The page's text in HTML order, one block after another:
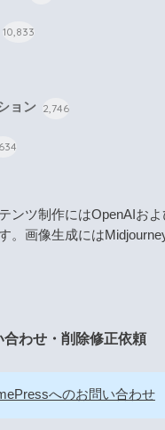
10,833
ョン 2,746
ンツ制作にはOpenAIお
。画像生成には
わせ・削除修正依頼
へのお問い合わせ